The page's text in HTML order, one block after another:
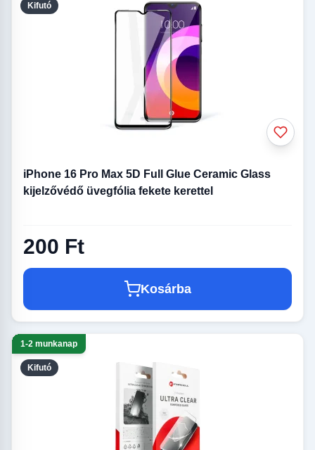
Kifutó
iPhone 16 Pro Max 5D Full Glue Ceramic Glass
kijelzővédő üvegfólia fekete kerettel
200 Ft
Kosárba
Kifutó
1-2 munkanap